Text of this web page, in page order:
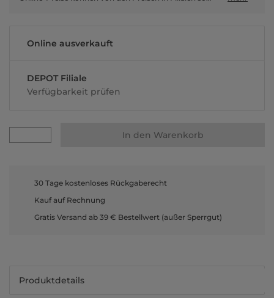
Online ausverkauft
DEPOT Filiale
Verfügbarkeit prüfen
In den Warenkorb
30 Tage kostenloses Rückgaberecht
Kauf auf Rechnung
Gratis Versand ab 39 € Bestellwert (außer Sperrgut)
Produktdetails